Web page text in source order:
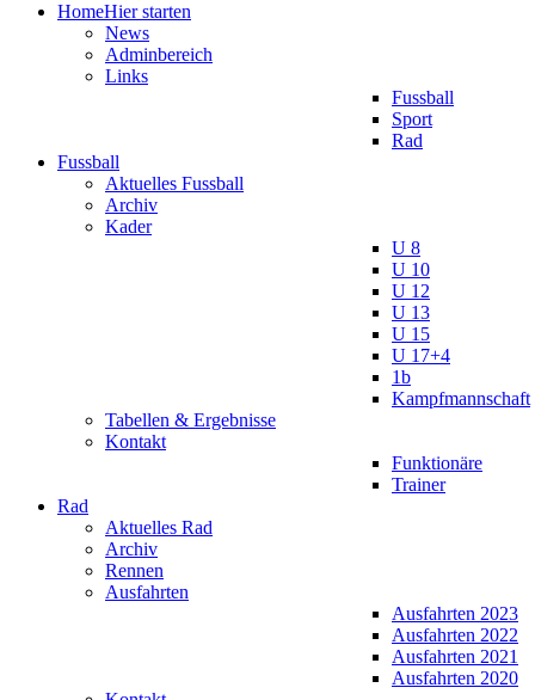
HomeHier starten
News
Adminbereich
Links
Fussball
Sport
Rad
Fussball
Aktuelles Fussball
Archiv
Kader
U 8
U 10
U 12
U 13
U 15
U 17+4
1b
Kampfmannschaft
Tabellen & Ergebnisse
Kontakt
Funktionäre
Trainer
Rad
Aktuelles Rad
Archiv
Rennen
Ausfahrten
Ausfahrten 2023
Ausfahrten 2022
Ausfahrten 2021
Ausfahrten 2020